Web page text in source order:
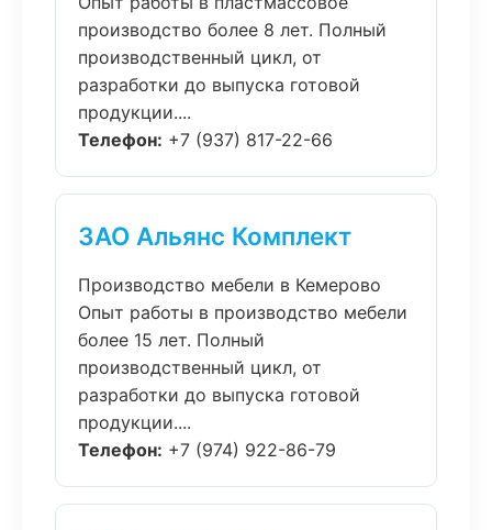
производство более 8 лет. Полный
производственный цикл, от
разработки до выпуска готовой
продукции....
Телефон: +7 (937) 817-22-66
ЗАО Альянс Комплект
Производство мебели в Кемерово
Опыт работы в производство мебели
более 15 лет. Полный
производственный цикл, от
разработки до выпуска готовой
продукции....
Телефон: +7 (974) 922-86-79